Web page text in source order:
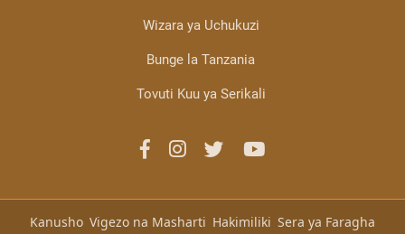
Wizara ya Uchukuzi
Bunge la Tanzania
Tovuti Kuu ya Serikali
Kanusho Vigezo na Masharti Hakimiliki Sera ya Faragha